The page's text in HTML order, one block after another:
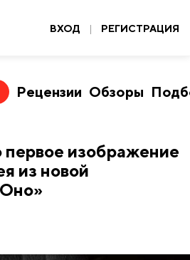
ВХОД | РЕГИСТРАЦИЯ
Рецензии Обзоры
изображение
из новой